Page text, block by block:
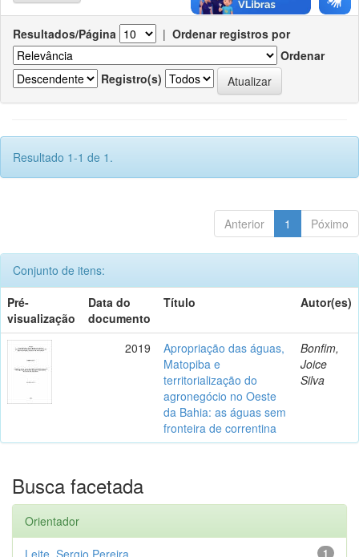
Resultados/Página | Ordenar registros por
Ordenar
Registro(s)
Resultado 1-1 de 1.
Anterior 1 Póximo
Conjunto de itens:
Pré-
visualização
Data do
documento
Título Autor(es)
2019
Apropriação das águas,
Matopiba e
territorialização do
agronegócio no Oeste
da Bahia: as águas sem
fronteira de correntina
Bonfim,
Joice
Silva
Busca facetada
Orientador
1
Leite, Sergio Pereira